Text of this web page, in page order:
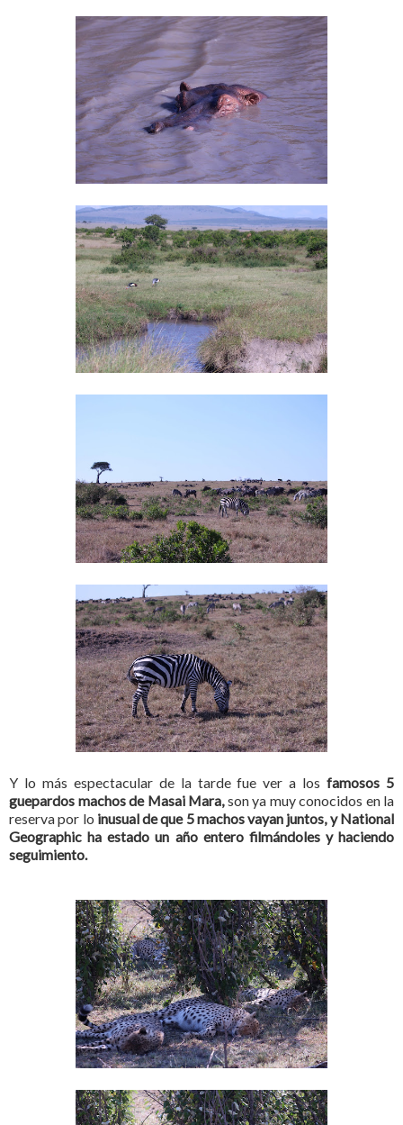
Y lo más espectacular de la tarde fue ver a losfamosos 5
guepardos machos de Masai Mara,son ya muy conocidos en la
reserva por lo inusual de que 5 machos vayan juntos, y National
Geographic ha estado un año entero filmándoles y haciendo
seguimiento.